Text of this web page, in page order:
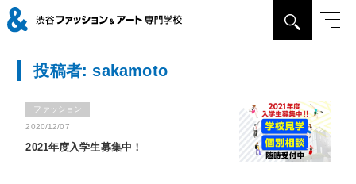
投稿者:sakamoto
ファッション
2020/12/07
2021年度入学生募集中！